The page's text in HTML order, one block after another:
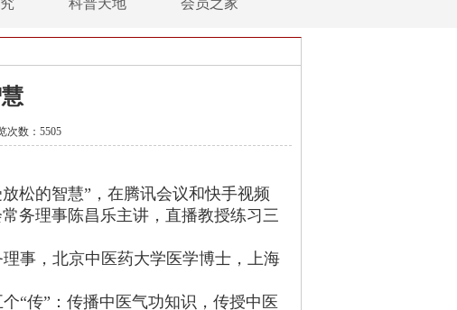
科普天地 会员之家
次数：5505
松的智慧”，在腾讯会议和快手视频
务理事陈昌乐主讲，直播教授练习三
事，北京中医药大学医学博士，上海
“传”：传播中医气功知识，传授中医